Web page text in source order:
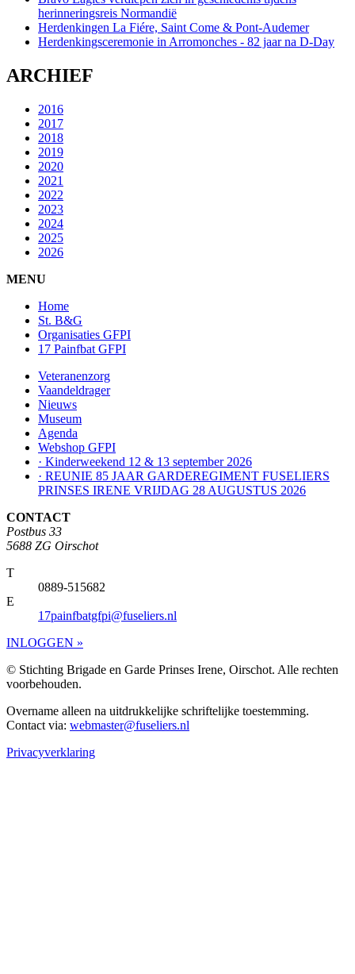
herinneringsreis Normandië
Herdenkingen La Fiére, Saint Come & Pont-Audemer
Herdenkingsceremonie in Arromonches - 82 jaar na D-Day
ARCHIEF
2016
2017
2018
2019
2020
2021
2022
2023
2024
2025
2026
MENU
Home
St. B&G
Organisaties GFPI
17 Painfbat GFPI
Veteranenzorg
Vaandeldrager
Nieuws
Museum
Agenda
Webshop GFPI
· Kinderweekend 12 & 13 september 2026
· REUNIE 85 JAAR GARDEREGIMENT FUSELIERS
PRINSES IRENE VRIJDAG 28 AUGUSTUS 2026
CONTACT
Postbus 33
5688 ZG Oirschot
T
0889-515682
E
17painfbatgfpi@fuseliers.nl
INLOGGEN »
© Stichting Brigade en Garde Prinses Irene, Oirschot. Alle rechten
voorbehouden.
Overname alleen na uitdrukkelijke schriftelijke toestemming.
Contact via: webmaster@fuseliers.nl
Privacyverklaring